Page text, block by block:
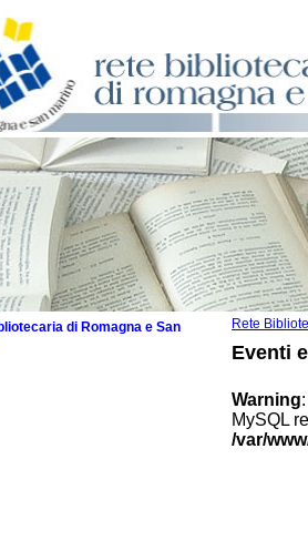
Rete
Eventi
Warning
MySQL
/var/
di Romagna e San